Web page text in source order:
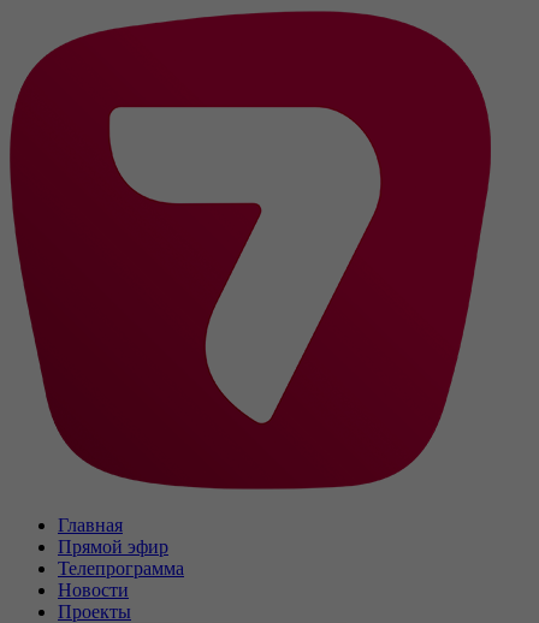
Главная
Прямой эфир
Телепрограмма
Новости
Проекты